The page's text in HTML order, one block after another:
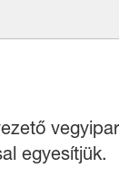
egyesítjük.